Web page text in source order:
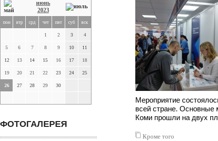
июнь
2023
пон втр срд чет пят суб вск
1 2 3 4
5 6 7 8 9 10 11
12 13 14 15 16 17 18
19 20 21 22 23 24 25
26 27 28 29 30
ФОТОГАЛЕРЕЯ
Мероприятие
всей стране. Основные
Коми прошли на двух
Кроме того